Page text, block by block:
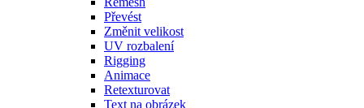
Převést
Změnit velikost
UV rozbalení
Rigging
Animace
Retexturovat
Text na obrázek